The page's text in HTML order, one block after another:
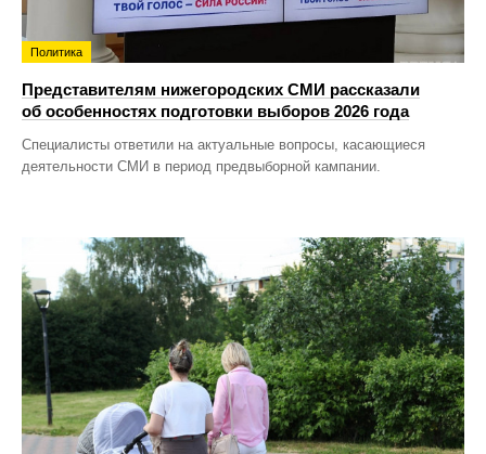
Политика
Представителям нижегородских СМИ рассказали
об особенностях подготовки выборов 2026 года
Специалисты ответили на актуальные вопросы, касающиеся
деятельности СМИ в период предвыборной кампании.